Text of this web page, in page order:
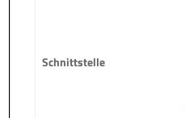
Schnittstelle